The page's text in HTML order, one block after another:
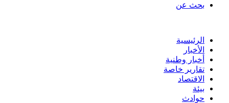
بحث عن
الرئيسية
الأخبار
أخبار وطنية
تقارير خاصة
الاقتصاد
بيئة
حوادث